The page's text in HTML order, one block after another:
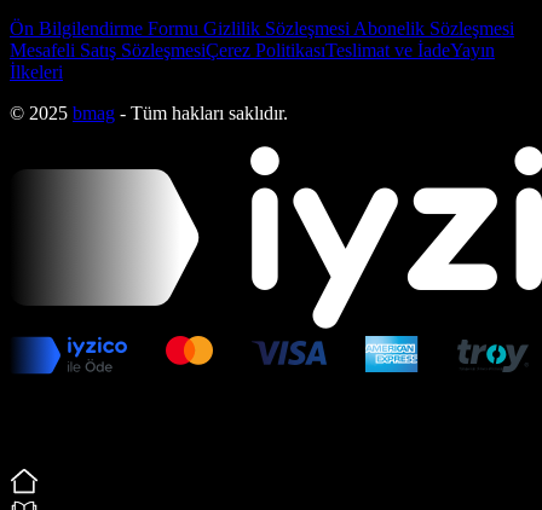
Ön Bilgilendirme Formu Gizlilik Sözleşmesi Abonelik Sözleşmesi
Mesafeli Satış SözleşmesiÇerez PolitikasıTeslimat ve İadeYayın
İlkeleri
© 2025 bmag - Tüm hakları saklıdır.